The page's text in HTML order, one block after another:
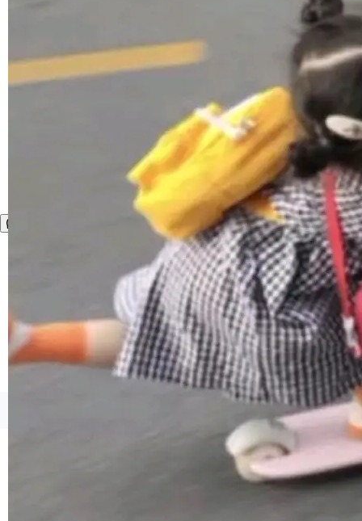
修复了 CSS 圆角虚线样式中可能存在的问题 如果表单中的图像元
释和代码校验，最终筛选出对用户体感最强的若干项。对于尚未正
式发版的 PG 19，则通过拉取过去一年内（从 PG 18 Beta1 时间
点至今）的所有 commit，同样交由 AI 分析提炼。经过人工复核，
准确度令人满意。这一方法也为社区爱好者提供了高效跟踪新版本
的思路。
京ICP备2025119063号